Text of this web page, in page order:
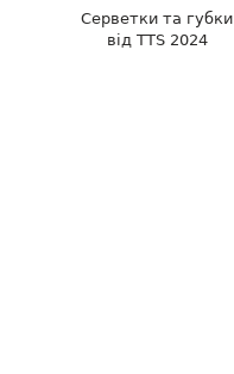
Серветки та губки
від TTS 2024